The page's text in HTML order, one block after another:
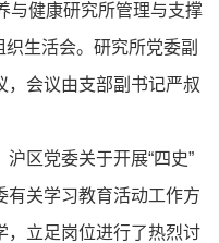
健康研究所管理与支撑
织生活会。研究所党委副
，会议由支部副书记严叔
区党委关于开展“四史”
有关学习教育活动工作方
，立足岗位进行了热烈讨